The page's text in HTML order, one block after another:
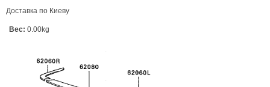
Доставка по Киеву
Вес: 0.00kg